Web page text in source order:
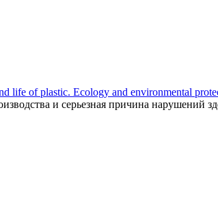
life of plastic. Ecology and environmental
и серьезная причина нарушений